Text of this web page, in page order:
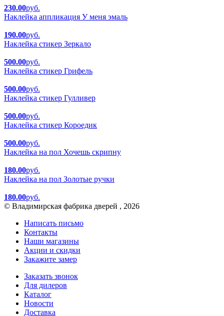
230.00руб.
Наклейка аппликация У меня эмаль
190.00руб.
Наклейка стикер Зеркало
500.00руб.
Наклейка стикер Грифель
500.00руб.
Наклейка стикер Гулливер
500.00руб.
Наклейка стикер Короедик
500.00руб.
Наклейка на пол Хочешь скрипну
180.00руб.
Наклейка на пол Золотые ручки
180.00руб.
© Владимирская фабрика дверей , 2026
Написать письмо
Контакты
Наши магазины
Акции и скидки
Закажите замер
Заказать звонок
Для дилеров
Каталог
Новости
Доставка